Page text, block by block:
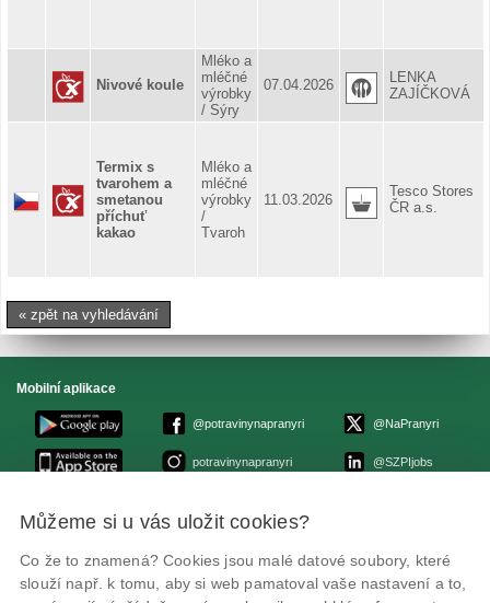
Nivové koule
Mléko a
mléčné
výrobky
/ Sýry
07.04.2026
LENKA
ZAJÍČKOVÁ
Termix s
tvarohem a
smetanou
příchuť
kakao
Mléko a
mléčné
výrobky
/
Tvaroh
11.03.2026
Tesco Stores
ČR a.s.
« zpět na vyhledávání
Mobilní aplikace
@potravinynapranyri
potravinynapranyri
@NaPranyri
@SZPIjobs
© Státní zemědělská a potravinářská inspekce 2026
ID datové schránky: avraiqg
IČO: 75014149, DIČ: CZ75014149
Můžeme si u vás uložit cookies?
Co že to znamená? Cookies jsou malé datové soubory, které
slouží např. k tomu, aby si web pamatoval vaše nastavení a to,